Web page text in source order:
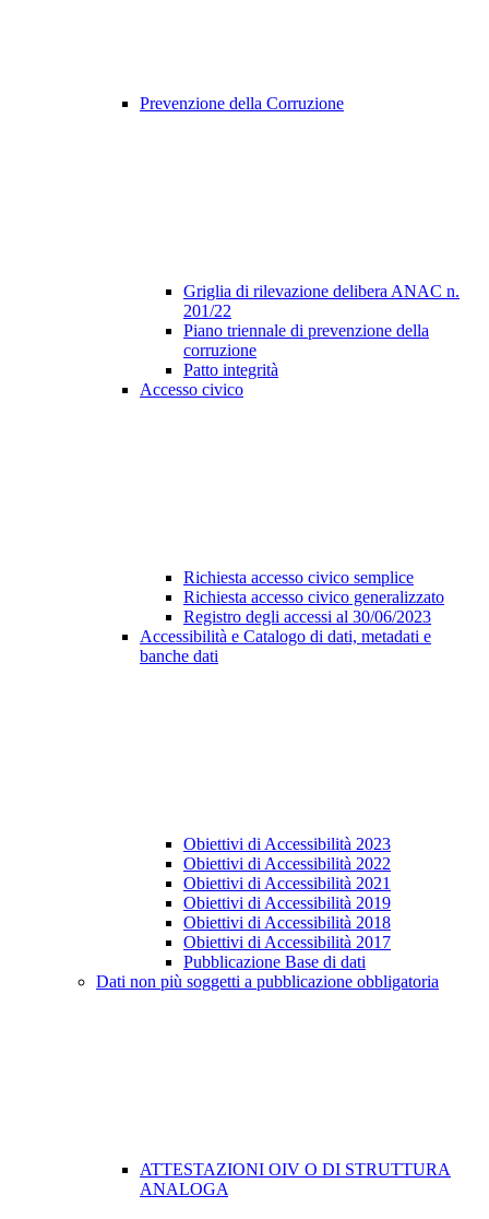
Prevenzione della Corruzione
Griglia di rilevazione delibera ANAC n.
201/22
Piano triennale di prevenzione della
corruzione
Patto integrità
Accesso civico
Richiesta accesso civico semplice
Richiesta accesso civico generalizzato
Registro degli accessi al 30/06/2023
Accessibilità e Catalogo di dati, metadati e
banche dati
Obiettivi di Accessibilità 2023
Obiettivi di Accessibilità 2022
Obiettivi di Accessibilità 2021
Obiettivi di Accessibilità 2019
Obiettivi di Accessibilità 2018
Obiettivi di Accessibilità 2017
Pubblicazione Base di dati
Dati non più soggetti a pubblicazione obbligatoria
ATTESTAZIONI OIV O DI STRUTTURA
ANALOGA